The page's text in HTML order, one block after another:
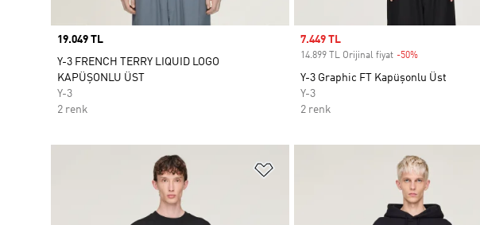
Price
19.049 TL
Y-3 FRENCH TERRY LIQUID LOGO
KAPÜŞONLU ÜST
Y-3
2 renk
Sale price
7.449 TL
14.899 TL Orijinal fiyat -50%Discount
Y-3 Graphic FT Kapüşonlu Üst
Y-3
2 renk